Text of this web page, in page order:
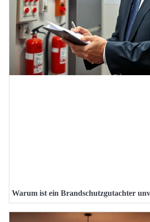
Warum ist ein Brandschutzgutachter